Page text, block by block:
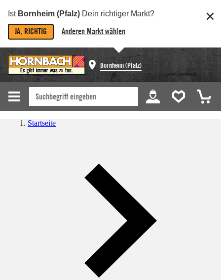
Ist Bornheim (Pfalz) Dein richtiger Markt?
JA, RICHTIG Anderen Markt wählen
Bornheim (Pfalz)
Startseite